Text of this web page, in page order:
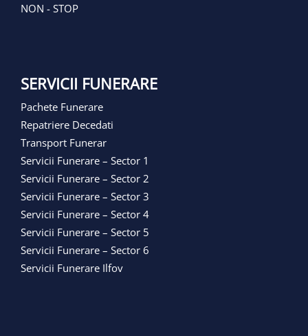
NON - STOP
SERVICII FUNERARE
Pachete Funerare
Repatriere Decedati
Transport Funerar
Servicii Funerare – Sector 1
Servicii Funerare – Sector 2
Servicii Funerare – Sector 3
Servicii Funerare – Sector 4
Servicii Funerare – Sector 5
Servicii Funerare – Sector 6
Servicii Funerare Ilfov